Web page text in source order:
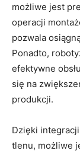
możliwe ⁤jest
‌operacji
pozwala‌
Ponadto,
efektywne
się na
produkcji.
Dzięki
tlenu, możliwe⁣